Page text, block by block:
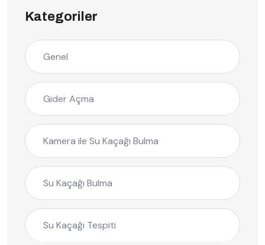
Kategoriler
Genel
Gider Açma
Kamera ile Su Kaçağı Bulma
Su Kaçağı Bulma
Su Kaçağı Tespiti